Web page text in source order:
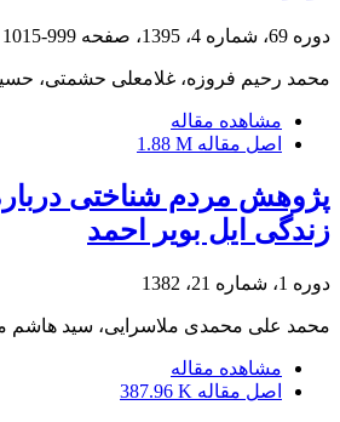
دوره 69، شماره 4، 1395، صفحه 999-1015
محمد رحیم فروزه، غلامعلی حشمتی،
مشاهده مقاله
اصل مقاله 1.88 M
پژوهش مردم شناختی
زندگی ایل بویر احمد
دوره 1، شماره 21، 1382
محمد علی محمدی ملاسرایی، سید هاشم
مشاهده مقاله
اصل مقاله 387.96 K